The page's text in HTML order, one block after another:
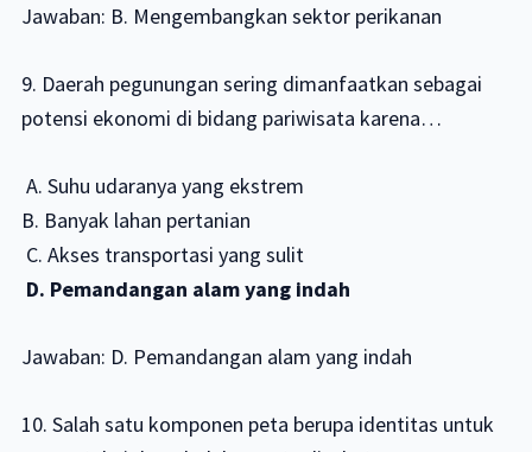
Jawaban: B. Mengembangkan sektor perikanan
9. Daerah pegunungan sering dimanfaatkan sebagai
potensi ekonomi di bidang pariwisata karena…
A. Suhu udaranya yang ekstrem
B. Banyak lahan pertanian
C. Akses transportasi yang sulit
D. Pemandangan alam yang indah
Jawaban: D. Pemandangan alam yang indah
10. Salah satu komponen peta berupa identitas untuk